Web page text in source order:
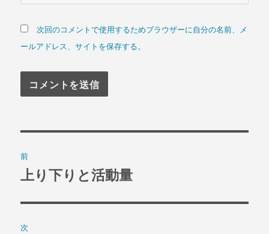
次回のコメントで使用するためブラウザーに自分の名前、メ
ールアドレス、サイトを保存する。
稿
ビ
前
過
の
投
上り下りと活動量
次